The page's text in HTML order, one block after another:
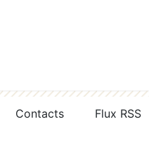
Contacts Flux RSS